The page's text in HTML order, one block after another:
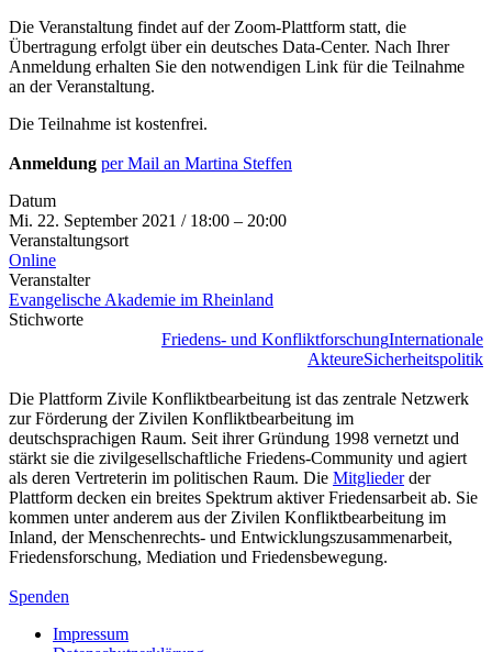
Die Veranstaltung findet auf der Zoom-Plattform statt, die
Übertragung erfolgt über ein deutsches Data-Center. Nach Ihrer
Anmeldung erhalten Sie den notwendigen Link für die Teilnahme
an der Veranstaltung.
Die Teilnahme ist kostenfrei.
Anmeldung per Mail an Martina Steffen
Datum
Mi. 22. September 2021 / 18:00 – 20:00
Veranstaltungsort
Online
Veranstalter
Evangelische Akademie im Rheinland
Stichworte
Friedens- und KonfliktforschungInternationale
AkteureSicherheitspolitik
Die Plattform Zivile Konfliktbearbeitung ist das zentrale Netzwerk
zur Förderung der Zivilen Konfliktbearbeitung im
deutschsprachigen Raum. Seit ihrer Gründung 1998 vernetzt und
stärkt sie die zivilgesellschaftliche Friedens-Community und agiert
als deren Vertreterin im politischen Raum. Die Mitgliederder
Plattform decken ein breites Spektrum aktiver Friedensarbeit ab. Sie
kommen unter anderem aus der Zivilen Konfliktbearbeitung im
Inland, der Menschenrechts- und Entwicklungszusammenarbeit,
Friedensforschung, Mediation und Friedensbewegung.
Spenden
Impressum